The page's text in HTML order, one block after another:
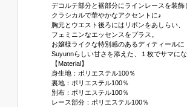
デコルテ部分と裾部分にラインレースを装飾
クラシカルで華やかなアクセントに♪
胸元とウエスト後ろにはリボンをあしらい、
フェミニンなエッセンスをプラス。
お嬢様ライクな特別感のあるディティールに
Suyunnらしい甘さを添えた、１枚でサマに
【Material】
身生地：ポリエステル100％
裏地：ポリエステル100％
別布：ポリエステル100％
レース部分：ポリエステル100％